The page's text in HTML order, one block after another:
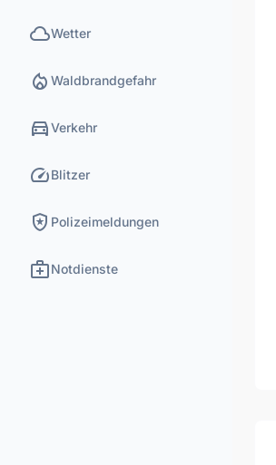
cloudWetter
local_fire_department Waldbrandgefahr
directions_carVerkehr
speedBlitzer
local_police Polizeimeldungen
medical_servicesNotdienste